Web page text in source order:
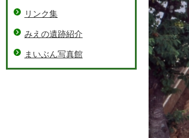
リンク集
みえの遺跡紹介
まいぶん写真館